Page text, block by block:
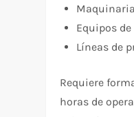
Equipos
Líneas de
Requiere
horas de